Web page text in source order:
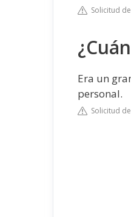
Solicitud
Era un
personal.
Solicitud